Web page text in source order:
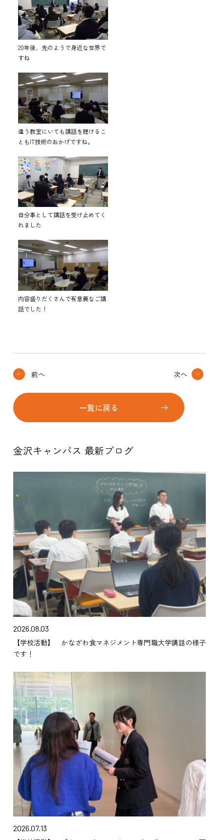
20年後、先のようで身近な世界で
すね
違う教室にいても講話を聴けるこ
ともIT技術のおかげですね。
自分事として講話を受け止めてく
れました
内容盛りだくさんで有意義なご講
話でした！
前へ
一覧に戻る
次へ
金沢キャンパス 最新ブログ
2026.08.03
【学校活動】 かなざわ食マネジメント専門職大学講話の様子
です！
2026.07.13